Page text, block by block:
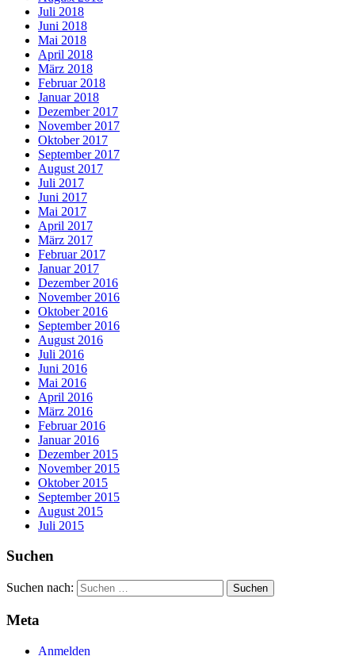
Juli 2018
Juni 2018
Mai 2018
April 2018
März 2018
Februar 2018
Januar 2018
Dezember 2017
November 2017
Oktober 2017
September 2017
August 2017
Juli 2017
Juni 2017
Mai 2017
April 2017
März 2017
Februar 2017
Januar 2017
Dezember 2016
November 2016
Oktober 2016
September 2016
August 2016
Juli 2016
Juni 2016
Mai 2016
April 2016
März 2016
Februar 2016
Januar 2016
Dezember 2015
November 2015
Oktober 2015
September 2015
August 2015
Juli 2015
Suchen
Suchen nach:
Meta
Anmelden